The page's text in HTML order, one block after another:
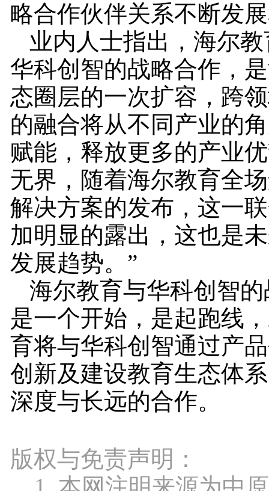
略合作伙伴关系不断发
业内人士指出，海尔
华科创智的战略合作，
态圈层的一次扩容，跨
的融合将从不同产业的
赋能，释放更多的产业
无界，随着海尔教育全
解决方案的发布，这一
加明显的露出，这也是
发展趋势。”
海尔教育与华科创智
是一个开始，是起跑线
育将与华科创智通过产
创新及建设教育生态体
深度与长远的合作。
版权与免责声明：